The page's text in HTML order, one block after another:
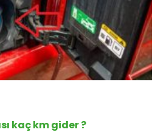
kaç km gider ?